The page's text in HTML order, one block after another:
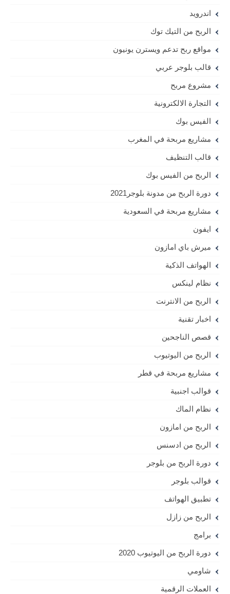
اندرويد
الربح من التيك توك
مواقع ربح تدعم ويسترن يونيون
قالب بلوجر عربي
مشروع مربح
التجارة الالكترونية
الفيس بوك
مشاريع مربحة في المغرب
قالب التنظيف
الربح من الفيس بوك
دورة الربح من مدونة بلوجر2021
مشاريع مربحة في السعودية
ايفون
ميرش باي امازون
الهواتف الذكية
نظام لينكس
الربح من الانترنت
اخبار تقنية
قصص الناجحين
الربح من اليوتيوب
مشاريع مربحة في قطر
قوالب اجنبية
نظام الماك
الربح من امازون
الربح من ادسنس
دورة الربح من بلوجر
قوالب بلوجر
تطبيق الهواتف
الربح من زازل
برامج
دورة الربح من اليوتيوب 2020
شاومي
العملات الرقمية